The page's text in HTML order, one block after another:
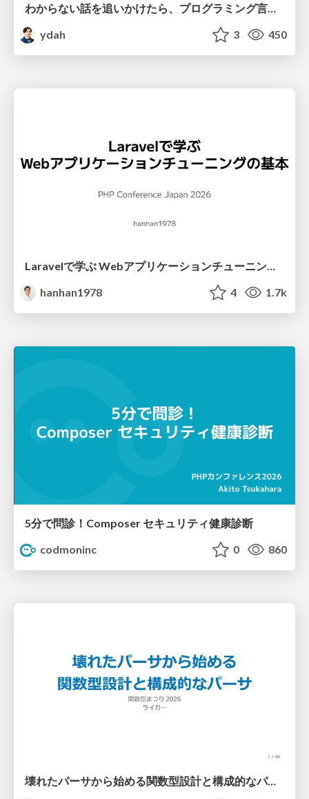
わからない話を追いかけたら、プログラミング言語を作る側にいた
ydah
3 450
hanhan1978
4 1.7k
5分で問診！Composer セキュリティ健康診断
codmoninc
0 860
壊れたパーサから始める関数型設計と構成的なパーサ #fp_matsuri